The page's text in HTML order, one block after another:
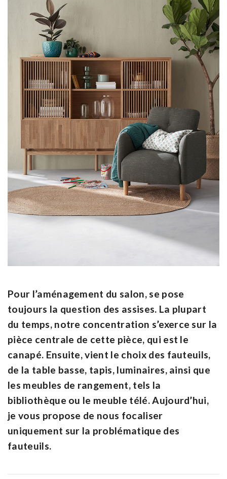
Pour l’aménagement du salon, se pose
toujours la question des assises. La plupart
du temps, notre concentration s’exerce sur la
pièce centrale de cette pièce, qui est le
canapé. Ensuite, vient le choix des fauteuils,
de la table basse, tapis, luminaires, ainsi que
les meubles de rangement, tels la
bibliothèque ou le meuble télé. Aujourd’hui,
je vous propose de nous focaliser
uniquement sur la problématique des
fauteuils.